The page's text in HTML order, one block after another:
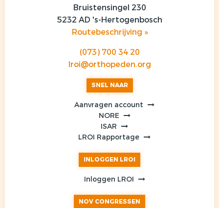
Bruistensingel 230
5232 AD 's-Hertogenbosch
Routebeschrijving »
(073) 700 34 20
lroi@orthopeden.org
SNEL NAAR
Aanvragen account
NORE
ISAR
LROI Rapportage
INLOGGEN LROI
Inloggen LROI
NOV CONGRESSEN